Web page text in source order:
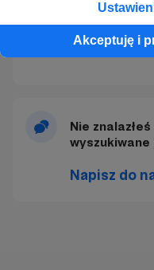
Akceptuję i
Jak trafiają do
Nie
Napisz do